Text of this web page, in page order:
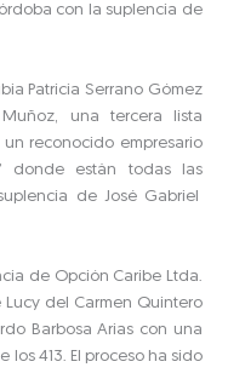
con la suplencia de
Patricia Serrano Gómez
una tercera lista
un reconocido empresario
donde están todas las
de José Gabriel
de Opción Caribe Ltda.
del Carmen Quintero
Barbosa Arias con una
413. El proceso ha sido